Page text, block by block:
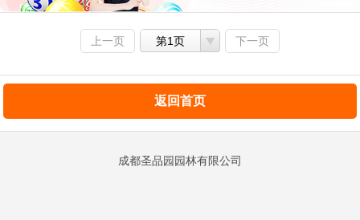
上一页 第1页 下一页
返回首页
成都圣品园园林有限公司